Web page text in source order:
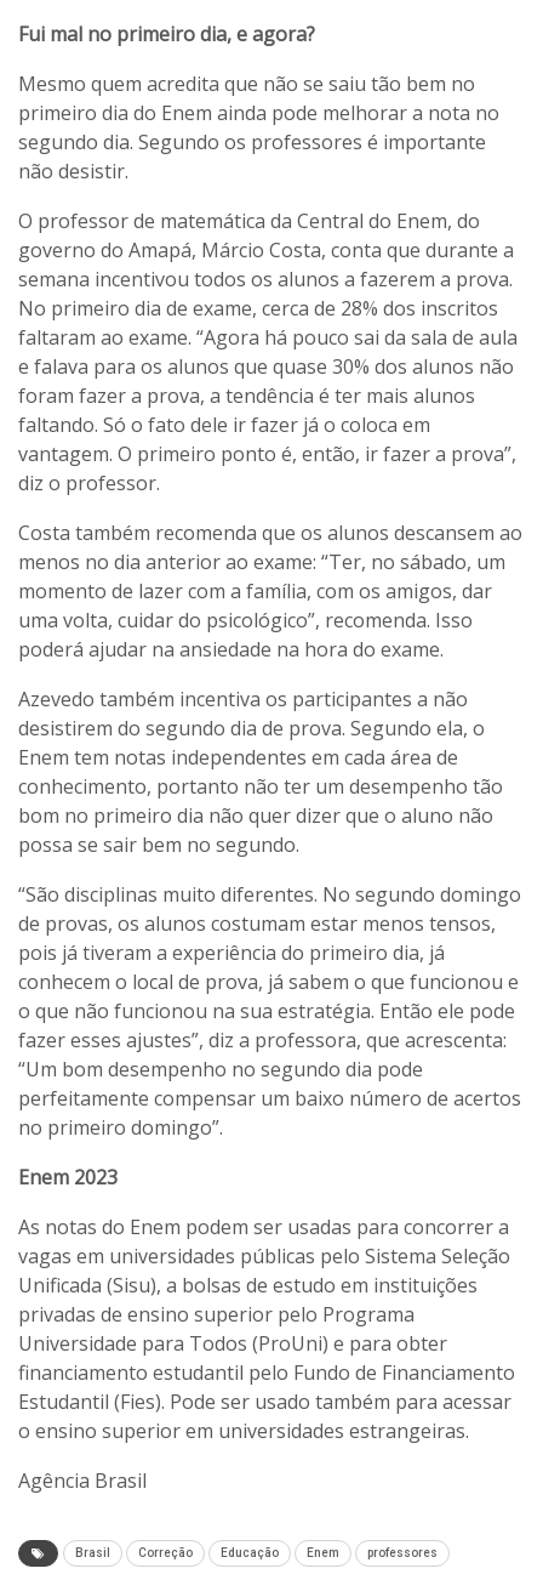
Fui mal no primeiro dia, e agora?
Mesmo quem acredita que não se saiu tão bem no
primeiro dia do Enem ainda pode melhorar a nota no
segundo dia. Segundo os professores é importante
não desistir.
O professor de matemática da Central do Enem, do
governo do Amapá, Márcio Costa, conta que durante a
semana incentivou todos os alunos a fazerem a prova.
No primeiro dia de exame, cerca de 28% dos inscritos
faltaram ao exame. “Agora há pouco sai da sala de aula
e falava para os alunos que quase 30% dos alunos não
foram fazer a prova, a tendência é ter mais alunos
faltando. Só o fato dele ir fazer já o coloca em
vantagem. O primeiro ponto é, então, ir fazer a prova”,
diz o professor.
Costa também recomenda que os alunos descansem ao
menos no dia anterior ao exame: “Ter, no sábado, um
momento de lazer com a família, com os amigos, dar
uma volta, cuidar do psicológico”, recomenda. Isso
poderá ajudar na ansiedade na hora do exame.
Azevedo também incentiva os participantes a não
desistirem do segundo dia de prova. Segundo ela, o
Enem tem notas independentes em cada área de
conhecimento, portanto não ter um desempenho tão
bom no primeiro dia não quer dizer que o aluno não
possa se sair bem no segundo.
“São disciplinas muito diferentes. No segundo domingo
de provas, os alunos costumam estar menos tensos,
pois já tiveram a experiência do primeiro dia, já
conhecem o local de prova, já sabem o que funcionou e
o que não funcionou na sua estratégia. Então ele pode
fazer esses ajustes”, diz a professora, que acrescenta:
“Um bom desempenho no segundo dia pode
perfeitamente compensar um baixo número de acertos
no primeiro domingo”.
Enem 2023
As notas do Enem podem ser usadas para concorrer a
vagas em universidades públicas pelo Sistema Seleção
Unificada (Sisu), a bolsas de estudo em instituições
privadas de ensino superior pelo Programa
Universidade para Todos (ProUni) e para obter
financiamento estudantil pelo Fundo de Financiamento
Estudantil (Fies). Pode ser usado também para acessar
o ensino superior em universidades estrangeiras.
Agência Brasil
Brasil Correção Educação Enem professores